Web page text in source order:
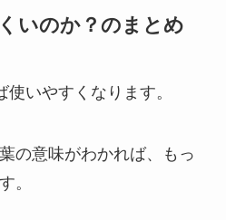
いのか？のまとめ
いやすくなります。
の意味がわかれば、もっ
。